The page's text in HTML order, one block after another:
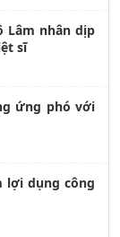
Lâm nhân dịp
sĩ
ứng phó với
lợi dụng công